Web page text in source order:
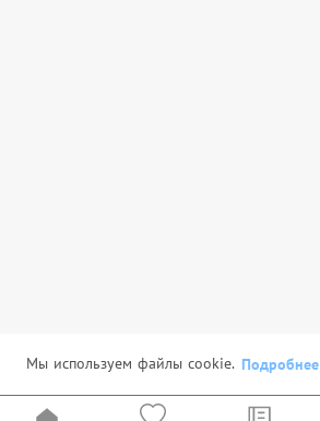
Мы используем файлы cookie. Подробнее